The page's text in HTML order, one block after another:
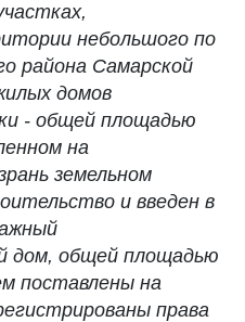
,
небольшого по
района Самарской
домов
- общей площадью
на
земельном
и введен в
дом, общей площадью
поставлены на
права